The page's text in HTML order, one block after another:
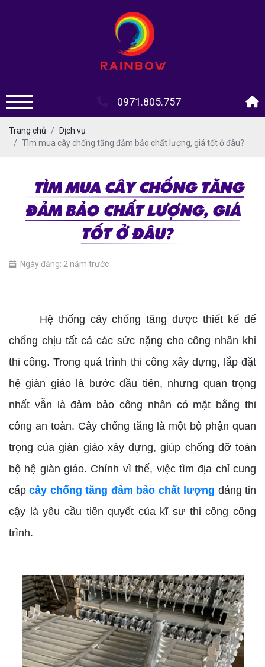
0971.805.757
Trang chủ
Dịch vụ
Tìm mua cây chống tăng đảm bảo chất lượng, giá tốt ở đâu?
TÌM MUA CÂY CHỐNG TĂNG
ĐẢM BẢO CHẤT LƯỢNG, GIÁ
TỐT Ở ĐÂU?
Ngày đăng: 2 năm trước
Hệ thống cây chống tăng được thiết kế để
chống chịu tất cả các sức nặng cho công nhân khi
thi công. Trong quá trình thi công xây dựng, lắp đặt
hệ giàn giáo là bước đầu tiên, nhưng quan trọng
nhất vẫn là đảm bảo công nhân có mặt bằng thi
công an toàn. Cây chống tăng là một bộ phận quan
trọng của giàn giáo xây dựng, giúp chống đỡ toàn
bộ hệ giàn giáo. Chính vì thế, việc tìm địa chỉ cung
cấpcây chống tăng đảm bảo chất lượng đáng tin
cậy là yêu cầu tiên quyết của kĩ sư thi công công
trình.